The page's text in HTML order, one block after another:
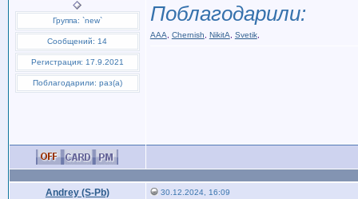
Группа: `new`
Сообщений: 14
Регистрация: 17.9.2021
Поблагодарили: раз(а)
Поблагодарили:
AAA Chernish NikitA Svetik,
Andrey (S-Pb) 30.12.2024, 16:09